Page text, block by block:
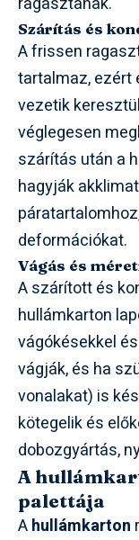
Szárítás és
A frissen
tartalmaz, ezért
vezetik
véglegesen
szárítás után a
hagyják
deformációkat.
Vágás és
A szárított és
hullámkarton
vágókésekkel
vágják, és ha
vonalakat) is
kötegelik és
dobozgyártás,
A
palettája
Ahullámkarton